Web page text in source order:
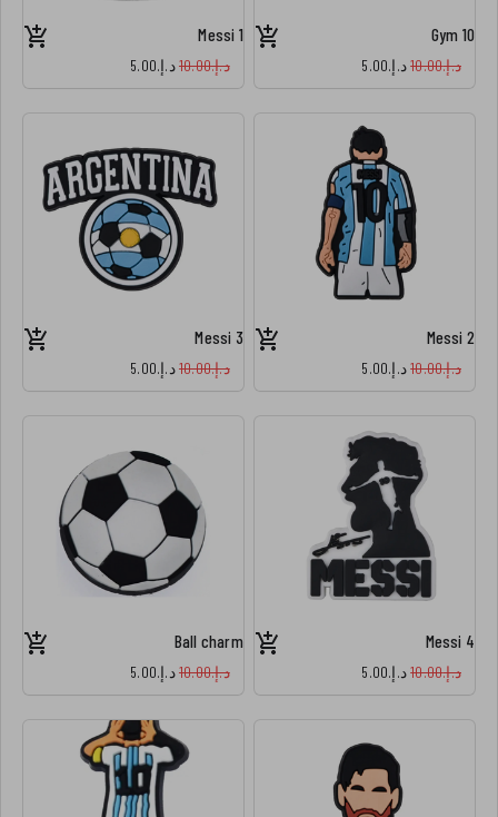
Gym 10
د.إ.‏10.00 د.إ.‏5.00
Messi 1
د.إ.‏10.00 د.إ.‏5.00
Messi 2
د.إ.‏10.00 د.إ.‏5.00
Messi 3
د.إ.‏10.00 د.إ.‏5.00
Messi 4
د.إ.‏10.00 د.إ.‏5.00
Ball charm
د.إ.‏10.00 د.إ.‏5.00